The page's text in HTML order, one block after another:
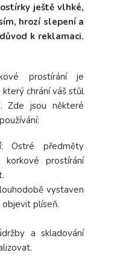
ještě vlhké,
hrozí slepení a
k reklamaci.
prostírání je
chrání váš stůl
Zde jsou některé
: Ostré předměty
prostírání
vystaven
objevit plíseň.
a skladování